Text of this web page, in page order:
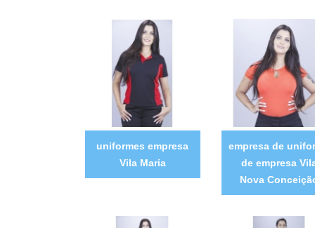
uniformes empresa
Vila Maria
empresa de
de empresa
Nova